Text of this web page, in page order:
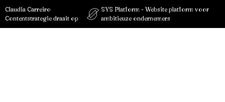
Claudia Carreiro
Contentstrategie draait op
SYS Platform - Website platform voor
ambitieuze ondernemers